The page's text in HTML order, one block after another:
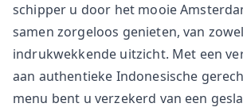
schipper u door het mooie
samen zorgeloos genieten, van
indrukwekkende uitzicht. Met een
aan authentieke Indonesische
menu bent u verzekerd van een